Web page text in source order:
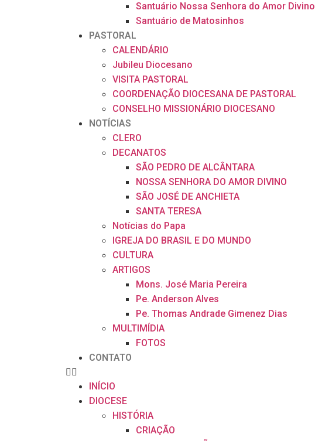
Santuário Nossa Senhora do Amor Divino
Santuário de Matosinhos
PASTORAL
CALENDÁRIO
Jubileu Diocesano
VISITA PASTORAL
COORDENAÇÃO DIOCESANA DE PASTORAL
CONSELHO MISSIONÁRIO DIOCESANO
NOTÍCIAS
CLERO
DECANATOS
SÃO PEDRO DE ALCÂNTARA
NOSSA SENHORA DO AMOR DIVINO
SÃO JOSÉ DE ANCHIETA
SANTA TERESA
Notícias do Papa
IGREJA DO BRASIL E DO MUNDO
CULTURA
ARTIGOS
Mons. José Maria Pereira
Pe. Anderson Alves
Pe. Thomas Andrade Gimenez Dias
MULTIMÍDIA
FOTOS
CONTATO
INÍCIO
DIOCESE
HISTÓRIA
CRIAÇÃO